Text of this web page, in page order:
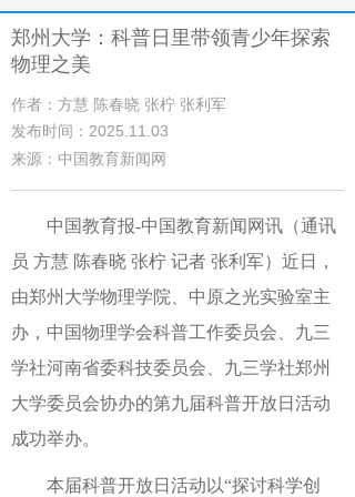
郑州大学：科普日里带领青少年探索
物理之美
作者：方慧 陈春晓 张柠 张利军
发布时间：2025.11.03
来源：中国教育新闻网
中国教育报-中国教育新闻网讯（通讯
员 方慧 陈春晓 张柠 记者 张利军）近日，
由郑州大学物理学院、中原之光实验室主
办，中国物理学会科普工作委员会、九三
学社河南省委科技委员会、九三学社郑州
大学委员会协办的第九届科普开放日活动
成功举办。
本届科普开放日活动以“探讨科学创